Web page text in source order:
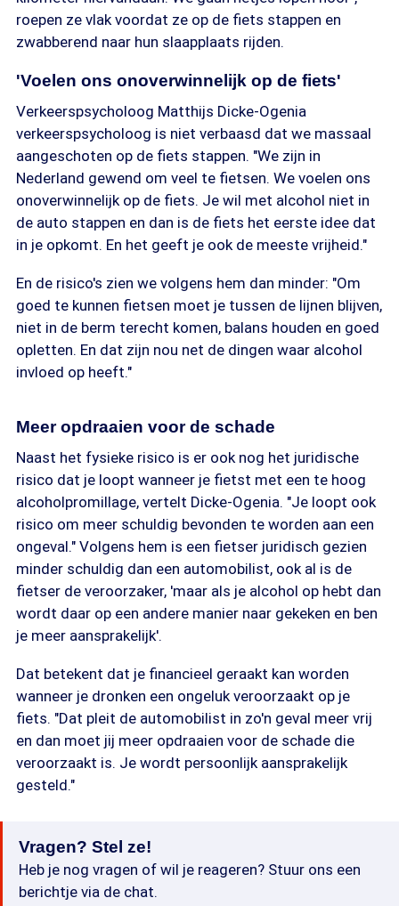
roepen ze vlak voordat ze op de fiets stappen en
zwabberend naar hun slaapplaats rijden.
'Voelen ons onoverwinnelijk op de fiets'
Verkeerspsycholoog Matthijs Dicke-Ogenia
verkeerspsycholoog is niet verbaasd dat we massaal
aangeschoten op de fiets stappen. "We zijn in
Nederland gewend om veel te fietsen. We voelen ons
onoverwinnelijk op de fiets. Je wil met alcohol niet in
de auto stappen en dan is de fiets het eerste idee dat
in je opkomt. En het geeft je ook de meeste vrijheid."
En de risico's zien we volgens hem dan minder: "Om
goed te kunnen fietsen moet je tussen de lijnen blijven,
niet in de berm terecht komen, balans houden en goed
opletten. En dat zijn nou net de dingen waar alcohol
invloed op heeft."
Meer opdraaien voor de schade
Naast het fysieke risico is er ook nog het juridische
risico dat je loopt wanneer je fietst met een te hoog
alcoholpromillage, vertelt Dicke-Ogenia. "Je loopt ook
risico om meer schuldig bevonden te worden aan een
ongeval." Volgens hem is een fietser juridisch gezien
minder schuldig dan een automobilist, ook al is de
fietser de veroorzaker, 'maar als je alcohol op hebt dan
wordt daar op een andere manier naar gekeken en ben
je meer aansprakelijk'.
Dat betekent dat je financieel geraakt kan worden
wanneer je dronken een ongeluk veroorzaakt op je
fiets. "Dat pleit de automobilist in zo'n geval meer vrij
en dan moet jij meer opdraaien voor de schade die
veroorzaakt is. Je wordt persoonlijk aansprakelijk
gesteld."
Vragen? Stel ze!
Heb je nog vragen of wil je reageren? Stuur ons een
berichtje via de chat.